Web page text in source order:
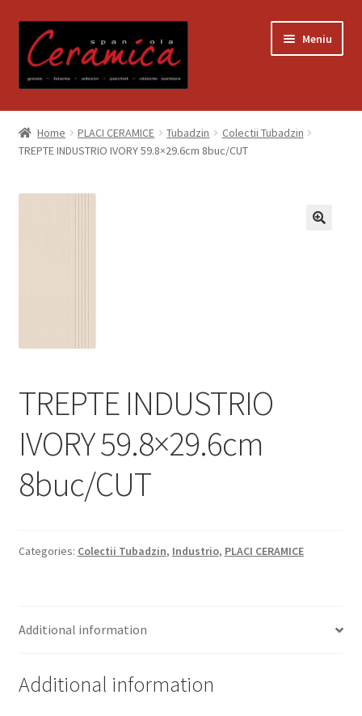
la
navigare
la
conținut
Meniu
Prima pagină
Blog
Contact
Plata si Livrare
Politică de confidențialitate
Politica de cookie
Plată
Home PLACI CERAMICE Tubadzin
Colectii Tubadzin
TREPTE INDUSTRIO IVORY 59.8×29.6cm 8buc/CUT
TREPTE INDUSTRIO
IVORY 59.8×29.6cm
8buc/CUT
Categories: Colectii Tubadzin, Industrio, PLACI CERAMICE
Additional information
Additional information